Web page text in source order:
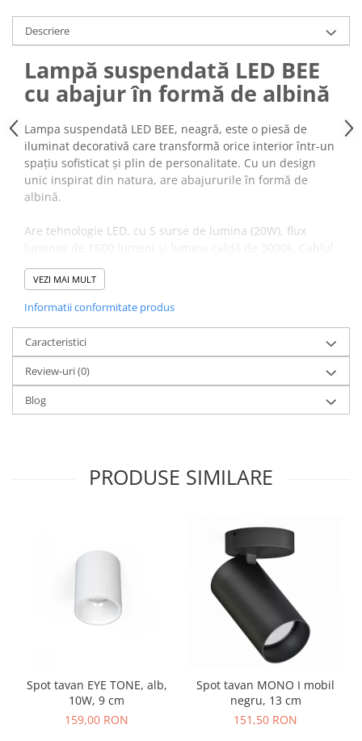
Descriere
Lampă suspendată LED BEE
cu abajur în formă de albină
Lampa suspendată LED BEE, neagră, este o piesă de
iluminat decorativă care transformă orice interior într-un
spațiu sofisticat și plin de personalitate. Cu un design
unic inspirat din natura, are abajururile în formă de
albină.
Are tehnologie LED, cu 5 surse de lumina (20W), flux
de suspensie reglabil pe înălțime de 240 cm oferă
flexibilitate în instalare.
Avantaje Lampă suspendată LED
BEE:
Design inedit: element decorativ cu abajururi în formă
de albină.
Tehnologie LED: 5 surse LED integrate de 20W, cu
lumină caldă (3000K), consum redus de energie.
centrală, perfectă pentru a marca și illumina spații
VEZI MAI MULT
Informatii conformitate produs
Caracteristici
Review-uri(0)
Blog
PRODUSE SIMILARE
Spot tavan EYE TONE, alb,
10W, 9 cm
159,00 RON
Spot tavan MONO I mobil
negru, 13 cm
151,50 RON